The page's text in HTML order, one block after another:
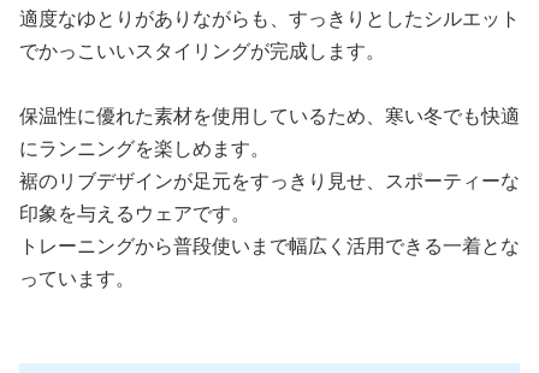
適度なゆとりがありながらも、すっきりとしたシルエット
でかっこいいスタイリングが完成します。
保温性に優れた素材を使用しているため、寒い冬でも快適
にランニングを楽しめます。
裾のリブデザインが足元をすっきり見せ、スポーティーな
印象を与えるウェアです。
トレーニングから普段使いまで幅広く活用できる一着とな
っています。